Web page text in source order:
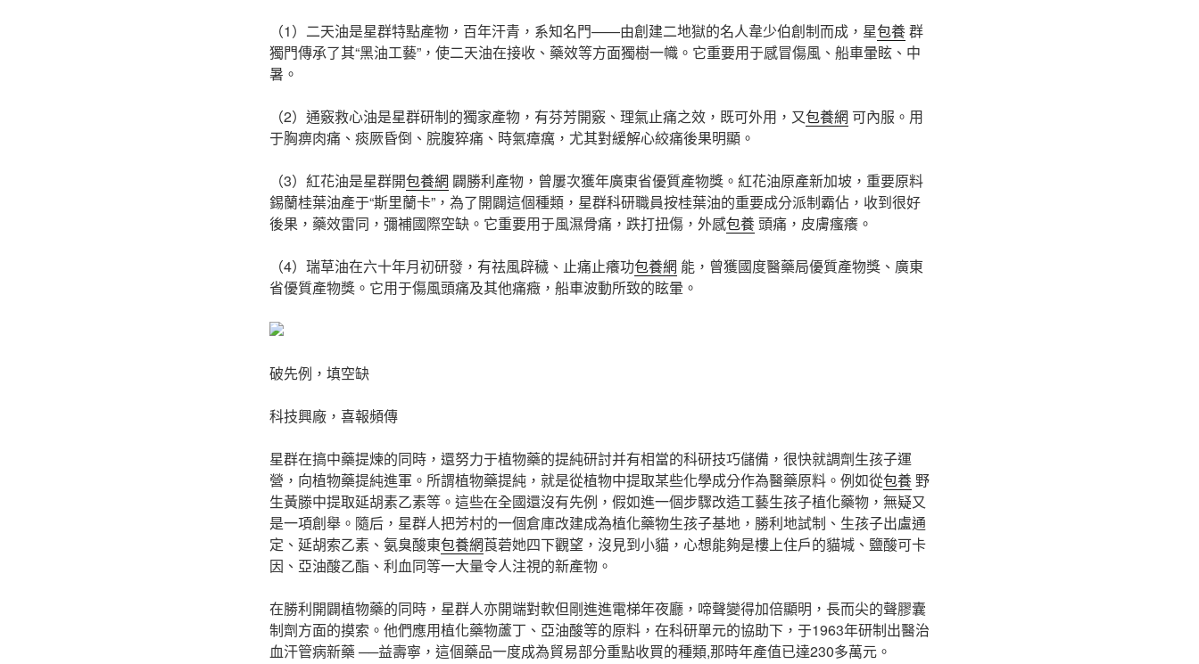
（1）二天油是星群特點產物，百年汗青，系知名門——由創建二地獄的名人韋少伯創制而成，星包養群
獨門傳承了其“黑油工藝”，使二天油在接收、藥效等方面獨樹一幟。它重要用于感冒傷風、船車暈眩、中
暑。
（2）通竅救心油是星群研制的獨家產物，有芬芳開竅、理氣止痛之效，既可外用，又包養網 可內服。用
于胸痹肉痛、痰厥昏倒、脘腹猝痛、時氣瘴癘，尤其對緩解心絞痛後果明顯。
（3）紅花油是星群開包養網 闢勝利產物，曾屢次獲年廣東省優質產物獎。紅花油原產新加坡，重要原料
錫蘭桂葉油產于“斯里蘭卡”，為了開闢這個種類，星群科研職員按桂葉油的重要成分派制霸佔，收到很好
後果，藥效雷同，彌補國際空缺。它重要用于風濕骨痛，跌打扭傷，外感包養頭痛，皮膚瘙癢。
（4）瑞草油在六十年月初研發，有祛風辟穢、止痛止癢功包養網 能，曾獲國度醫藥局優質產物獎、廣東
省優質產物獎。它用于傷風頭痛及其他痛癥，船車波動所致的眩暈。
破先例，填空缺
科技興廠，喜報頻傳
星群在搞中藥提煉的同時，還努力于植物藥的提純研討并有相當的科研技巧儲備，很快就調劑生孩子運
營，向植物藥提純進軍。所謂植物藥提純，就是從植物中提取某些化學成分作為醫藥原料。例如從包養 野
生黃滕中提取延胡素乙素等。這些在全國還沒有先例，假如進一個步驟改造工藝生孩子植化藥物，無疑又
是一項創舉。隨后，星群人把芳村的一個倉庫改建成為植化藥物生孩子基地，勝利地試制、生孩子出盧通
定、延胡索乙素、氨臭酸東包養網莨菪她四下觀望，沒見到小貓，心想能夠是樓上住戶的貓堿、鹽酸可卡
因、亞油酸乙酯、利血同等一大量令人注視的新產物。
在勝利開闢植物藥的同時，星群人亦開端對軟但剛進進電梯年夜廳，啼聲變得加倍顯明，長而尖的聲膠囊
制劑方面的摸索。他們應用植化藥物蘆丁、亞油酸等的原料，在科研單元的協助下，于1963年研制出醫治
血汗管病新藥 ──益壽寧，這個藥品一度成為貿易部分重點收買的種類,那時年產值已達230多萬元。